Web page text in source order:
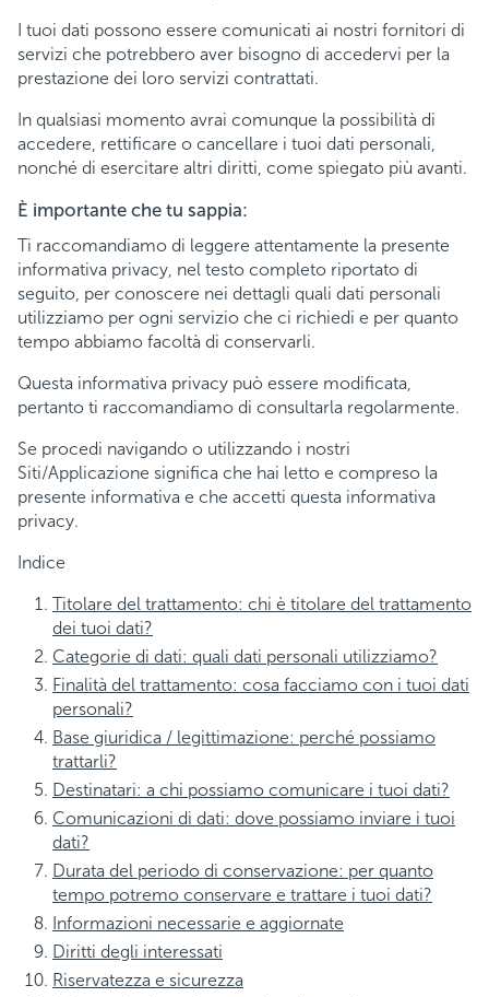
I tuoi dati possono essere comunicati ai nostri fornitori di
servizi che potrebbero aver bisogno di accedervi per la
prestazione dei loro servizi contrattati.
In qualsiasi momento avrai comunque la possibilità di
accedere, rettificare o cancellare i tuoi dati personali,
nonché di esercitare altri diritti, come spiegato più avanti.
È importante che tu sappia:
Ti raccomandiamo di leggere attentamente la presente
informativa privacy, nel testo completo riportato di
seguito, per conoscere nei dettagli quali dati personali
utilizziamo per ogni servizio che ci richiedi e per quanto
tempo abbiamo facoltà di conservarli.
Questa informativa privacy può essere modificata,
pertanto ti raccomandiamo di consultarla regolarmente.
Se procedi navigando o utilizzando i nostri
Siti/Applicazione significa che hai letto e compreso la
presente informativa e che accetti questa informativa
privacy.
Indice
Titolare del trattamento: chi è titolare del trattamento
dei tuoi dati?
Categorie di dati: quali dati personali utilizziamo?
Finalità del trattamento: cosa facciamo con i tuoi dati
personali?
Base giuridica / legittimazione: perché possiamo
trattarli?
Destinatari: a chi possiamo comunicare i tuoi dati?
Comunicazioni di dati: dove possiamo inviare i tuoi
dati?
Durata del periodo di conservazione: per quanto
tempo potremo conservare e trattare i tuoi dati?
Informazioni necessarie e aggiornate
Diritti degli interessati
Riservatezza e sicurezza